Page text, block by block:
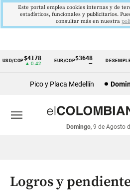
Cintillo
económicos
Colombia
COP$4178
▲ 0.42
EUR/COP$3648 DESEMPLEO
Pico y Placa Medellín
Domingo, 9 de Agosto
menu
Logros y
Este portal emplea cookies internas y de
estadísticos, funcionales y publicitarios.
consultar más en nuestra